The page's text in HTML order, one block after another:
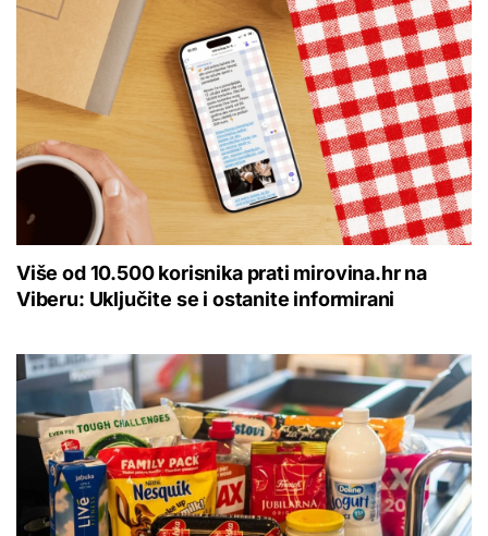
Više od 10.500 korisnika prati mirovina.hr na
Viberu: Uključite se i ostanite informirani